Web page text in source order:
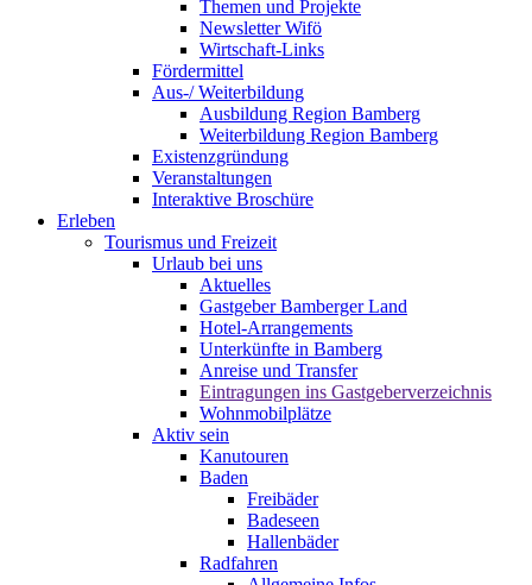
Themen und Projekte
Newsletter Wifö
Wirtschaft-Links
Fördermittel
Aus-/ Weiterbildung
Ausbildung Region Bamberg
Weiterbildung Region Bamberg
Existenzgründung
Veranstaltungen
Interaktive Broschüre
Erleben
Tourismus und Freizeit
Urlaub bei uns
Aktuelles
Gastgeber Bamberger Land
Hotel-Arrangements
Unterkünfte in Bamberg
Anreise und Transfer
Eintragungen ins Gastgeberverzeichnis
Wohnmobilplätze
Aktiv sein
Kanutouren
Baden
Freibäder
Badeseen
Hallenbäder
Radfahren